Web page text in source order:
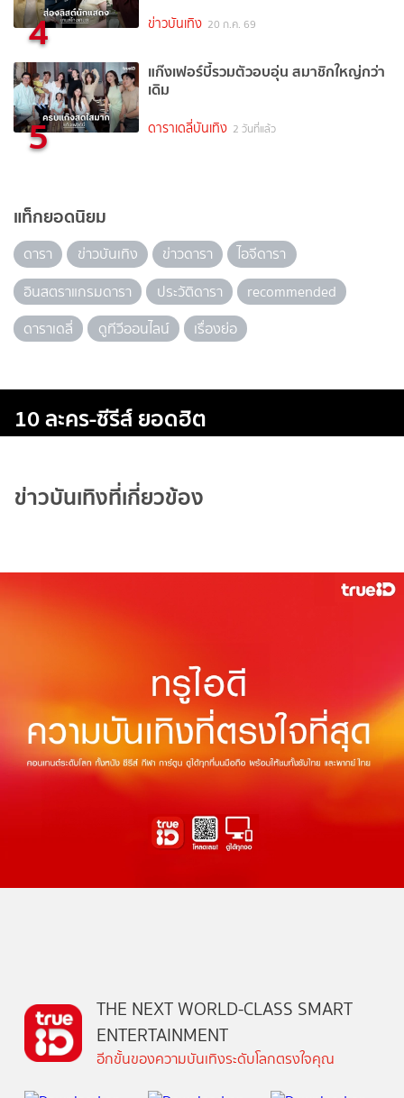
4 ข่าวบันเทิง 20 ก.ค. 69
5
แก๊งเฟอร์บี้รวมตัวอบอุ่น สมาชิกใหญ่กว่า
เดิม
ดาราเดลี่บันเทิง 2 วันที่แล้ว
แท็กยอดนิยม
ดารา ข่าวบันเทิง ข่าวดารา
ไอจีดารา
อินสตราแกรมดารา
ประวัติดารา
recommended
ดาราเดลี่
ดูทีวีออนไลน์ เรื่องย่อ
10 ละคร-ซีรีส์ ยอดฮิต
ข่าวบันเทิงที่เกี่ยวข้อง
THE NEXT WORLD-CLASS SMART
ENTERTAINMENT
อีกขั้นของความบันเทิงระดับโลกตรงใจคุณ